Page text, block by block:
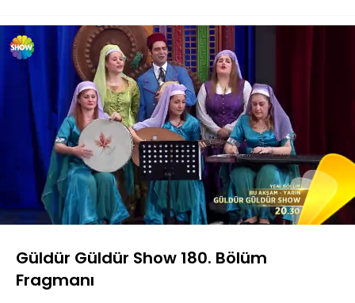
Sesi
Aç
Yüklendi:
89.83%
Oynatma
Hızı
Güldür Güldür Show 180. Bölüm
Fragmanı